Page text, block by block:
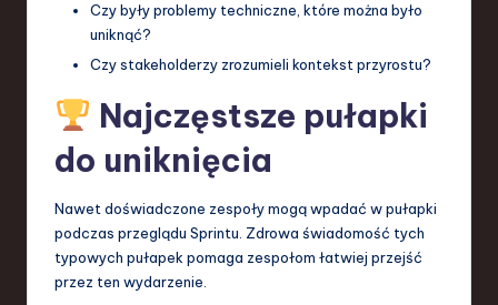
Czy były problemy techniczne, które można było
uniknąć?
Czy stakeholderzy zrozumieli kontekst przyrostu?
Najczęstsze pułapki
do uniknięcia
Nawet doświadczone zespoły mogą wpadać w pułapki
podczas przeglądu Sprintu. Zdrowa świadomość tych
typowych pułapek pomaga zespołom łatwiej przejść
przez ten wydarzenie.